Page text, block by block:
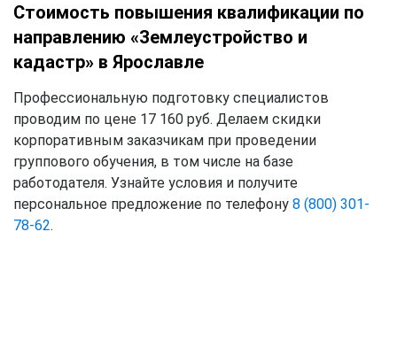
Стоимость повышения квалификации по
направлению «Землеустройство и
кадастр» в Ярославле
Профессиональную подготовку специалистов
проводим по цене 17 160 руб. Делаем скидки
корпоративным заказчикам при проведении
группового обучения, в том числе на базе
работодателя. Узнайте условия и получите
персональное предложение по телефону 8 (800) 301-
78-62.